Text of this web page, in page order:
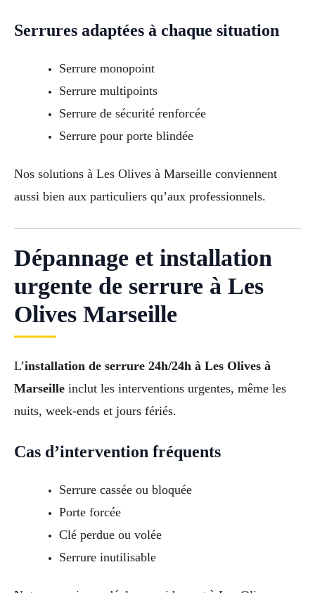
Serrures adaptées à chaque situation
Serrure monopoint
Serrure multipoints
Serrure de sécurité renforcée
Serrure pour porte blindée
Nos solutions à Les Olives à Marseille conviennent
aussi bien aux particuliers qu’aux professionnels.
Dépannage et installation
urgente de serrure à Les
Olives Marseille
L’installation de serrure 24h/24h à Les Olives à
Marseille inclut les interventions urgentes, même les
nuits, week-ends et jours fériés.
Cas d’intervention fréquents
Serrure cassée ou bloquée
Porte forcée
Clé perdue ou volée
Serrure inutilisable